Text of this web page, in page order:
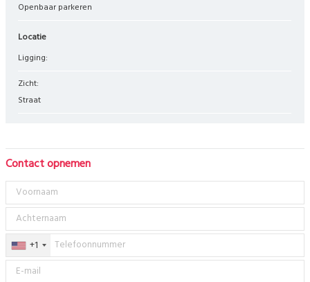
Openbaar parkeren
Locatie
Ligging:
Zicht:
straat
Contact opnemen
+1